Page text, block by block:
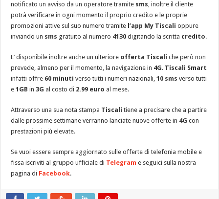
notificato un avviso da un operatore tramite sms, inoltre il cliente
potrà verificare in ogni momento il proprio credito e le proprie
promozioni attive sul suo numero tramite l’app My Tiscali oppure
inviando un sms gratuito al numero 4130 digitando la scritta credito.
E’ disponibile inoltre anche un ulteriore offerta Tiscali che però non
prevede, almeno per il momento, la navigazione in 4G. Tiscali Smart
infatti offre 60 minuti verso tutti i numeri nazionali,10 sms verso tutti
e1GB in 3G al costo di 2.99 euro al mese.
Attraverso una sua nota stampa Tiscali tiene a precisare che a partire
dalle prossime settimane verranno lanciate nuove offerte in 4G con
prestazioni più elevate.
Se vuoi essere sempre aggiornato sulle offerte di telefonia mobile e
fissa iscriviti al gruppo ufficiale di Telegram e seguici sulla nostra
pagina di Facebook.